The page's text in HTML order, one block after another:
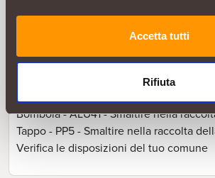
Accetta tutti
Rifiuta
55 44 11
Aerosol: Metallo - Largamente riciclabile
Tappo: Plastica - Largamente riciclabile
Confezione riciclabile:
Bombola - ALU41 - Smaltire nella
Tappo - PP5 - Smaltire nella raccolta
Verifica le disposizioni del tuo comune